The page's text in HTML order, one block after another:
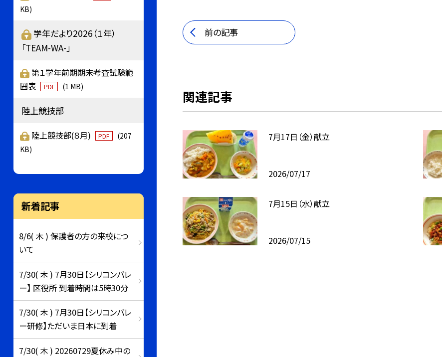
前の記事
関連記事
7月17日（金）献立
2026/07/17
7月15日（水）献立
2026/07/15
KB)
学年だより2026（１年）
「TEAM-WA-」
第１学年前期期末考査試験範
囲表
PDF (1 MB)
陸上競技部
陸上競技部(８月) PDF
(207
KB)
新着記事
8/6( 木 ) 保護者の方の来校につ
いて
7/30( 木 ) 7月30日【シリコンバレ
ー】 区役所 到着時間は5時30分
7/30( 木 ) 7月30日【シリコンバレ
ー研修】ただいま日本に到着
7/30( 木 ) 20260729夏休み中の